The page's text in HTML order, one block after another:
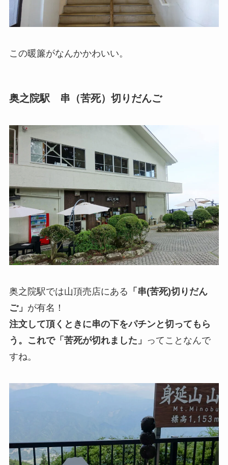
この暖簾がなんかかわいい。
奥之院駅 串（苦死）切りだんご
奥之院駅では山頂売店にある 「串(苦死)切りだん
ご」 が有名！
注文して頂くときに串の下をパチンと切ってもら
う。これで「苦死が切れました」 ってことなんで
すね。